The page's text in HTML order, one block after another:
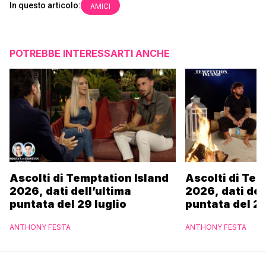
In questo articolo: AMICI
POTREBBE INTERESSARTI ANCHE
Ascolti di Temptation Island
2026, dati dell’ultima
puntata del 29 luglio
ANTHONY FESTA
Ascolti di
2026, dati
puntata del
ANTHONY FESTA